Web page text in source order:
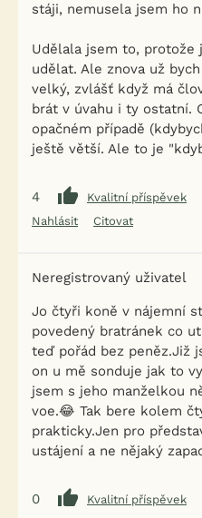
stáji, nemusela jsem ho
Udělala jsem to,
udělat. Ale znova už
velký, zvlášť když má
brát v úvahu i ty ostatní.
opačném případě
ještě větší. Ale to je
4
Kvalitní příspěvek
Nahlásit
Citovat
Neregistrovaný uživatel
Jo čtyři koně v nájemní
povedený bratránek co
teď pořád bez peněz.Již
on u mě sonduje jak to
jsem s jeho manželkou
voe.😂 Tak bere kolem
prakticky.Jen pro
ustájení a ne nějaký
0
Kvalitní příspěvek